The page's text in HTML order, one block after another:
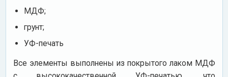
МДФ;
грунт;
УФ-печать
Все элементы выполнены из покрытого лаком МДФ